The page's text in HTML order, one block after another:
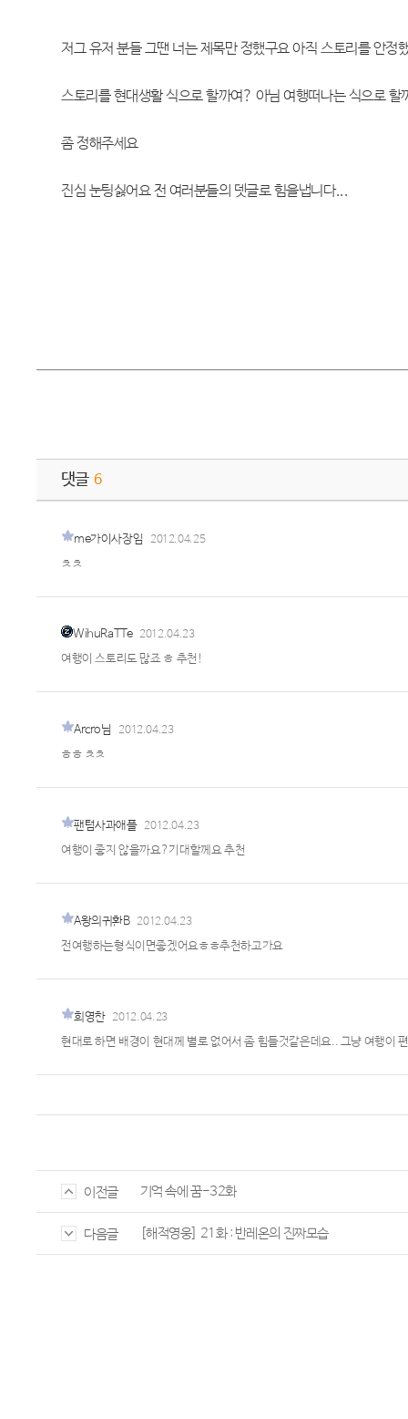
저그 유저 분들 그땐 너는 제목만 정했구요 아직 스토리를 안정
스토리를 현대생활 식으로 할까여? 아님 여행떠나는 식으로 할
좀 정해주세요
진심 눈팅싫어요 전 여러분들의 뎃글로 힘을냅니다...
댓글 6
me가이사장임 2012.04.25
ㅊㅊ
WihuRaTTe 2012.04.23
여행이 스토리도 많죠 ㅎ 추천!
Arcro님 2012.04.23
ㅎㅎ ㅊㅊ
팬텀사과애플 2012.04.23
여행이 좋지 않을까요?기대할께요 추천
A왕의귀환B 2012.04.23
전여행하는형식이면좋겠어요ㅎㅎ추천하고가요
희영한 2012.04.23
현대로 하면 배경이 현대께 별로 없어서 좀 힘들것같은데요.. 그냥 여행이
이전글 기억 속에 꿈-32화
다음글 [해적영웅] 21화 : 반레온의 진짜모습